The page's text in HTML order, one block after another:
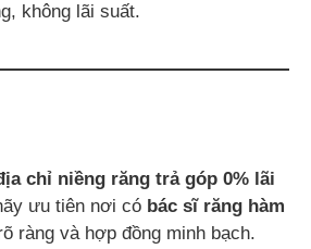
không lãi suất.
chỉ niềng răng trả góp 0% lãi
ưu tiên nơi có bác sĩ răng hàm
ràng và hợp đồng minh bạch.